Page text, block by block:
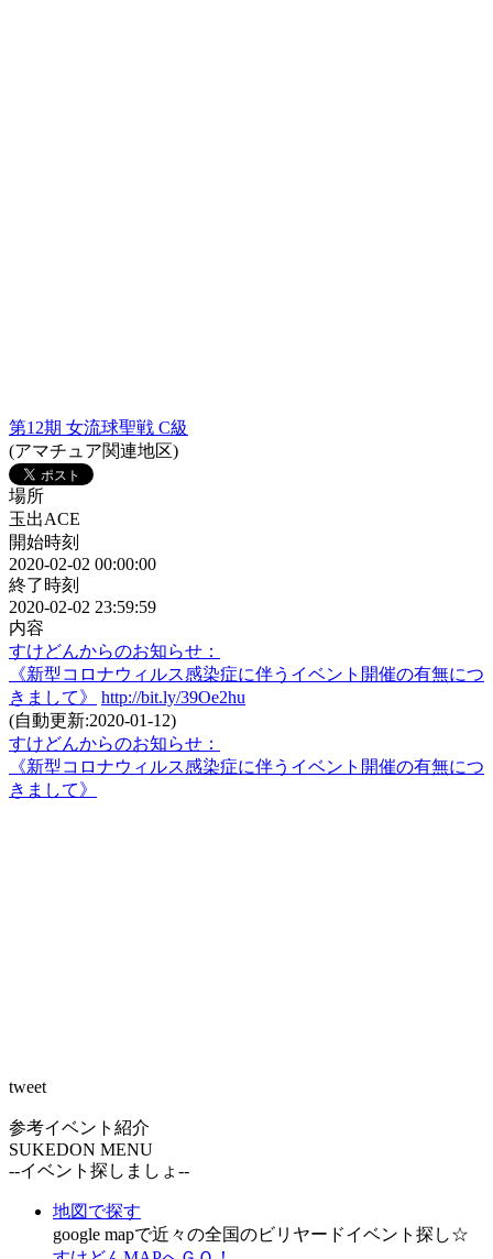
第12期 女流球聖戦 C級
(アマチュア関連地区)
場所
玉出ACE
開始時刻
2020-02-02 00:00:00
終了時刻
2020-02-02 23:59:59
内容
すけどんからのお知らせ：
《新型コロナウィルス感染症に伴うイベント開催の有無につ
きまして》
http://bit.ly/39Oe2hu
(自動更新:2020-01-12)
すけどんからのお知らせ：
《新型コロナウィルス感染症に伴うイベント開催の有無につ
きまして》
tweet
参考イベント紹介
SUKEDON MENU
--イベント探しましょ--
地図で探す
google mapで近々の全国のビリヤードイベント探し☆